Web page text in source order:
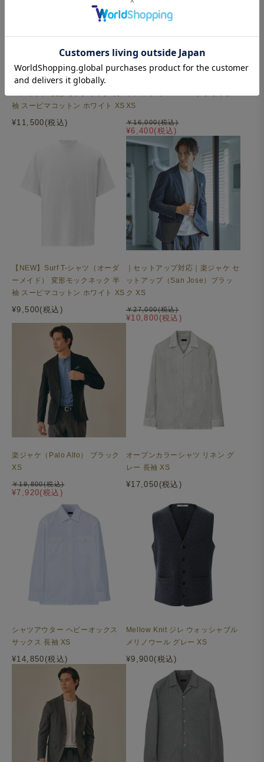
Surf Polo（オーダーメイド） 長袖 ※近日発売予定
シワになりづらいSOLVEオリジナル生地
滑らかな肌触りと上質な光沢を備えたスーピマコットン生
地に、イージーケア加工を施しています。
シワになりにくく、着用中はもちろん、洗濯後も美しい表
着心地と見た目のどちらも妥協しない、SOLVEオリジナ
Surf T-シャツ（オーダーメイド）
と同様の生地を使用
選べるデザイン
襟は、「ショートワイド」「カッタウェイ」「ボタンダウ
ン」からお選びいただけます。
【NEW】Surf T-シャツ（オーダ
袖 スーピマコットン ホワイト XS
¥11,500(税込)
XS
¥6,400(税込)
￥16,000(税込)
【NEW】Surf T-シャツ（オーダ
ーメイド） 変形モックネック 半
袖 スーピマコットン ホワイト XS
¥9,500(税込)
｜セットアップ対応｜楽ジャケ セ
ットアップ（San Jose）ブラッ
ク XS
¥10,800(税込)
￥27,000(税込)
楽ジャケ（Palo Alto） ブラック
XS
¥7,920(税込)
￥19,800(税込)
オープンカラーシャツ リネン グ
レー 長袖 XS
¥17,050(税込)
シャツアウター ヘビーオックス
サックス 長袖 XS
¥14,850(税込)
Mellow Knit ジレ ウォッシャブル
メリノウール グレー XS
¥9,900(税込)